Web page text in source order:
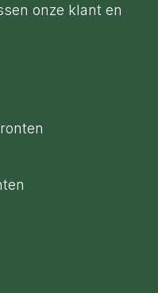
onze klant en